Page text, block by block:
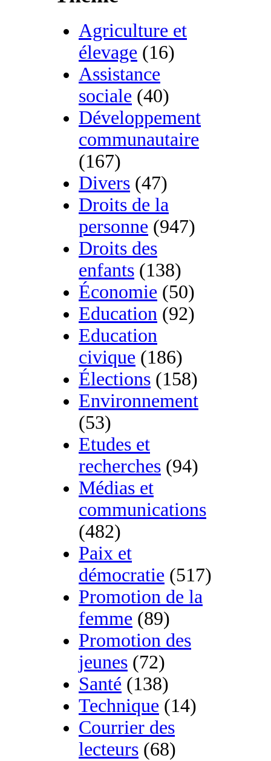
Agriculture et
élevage (16)
Assistance
sociale (40)
Développement
communautaire
(167)
Divers (47)
Droits de la
personne (947)
Droits des
enfants (138)
Économie (50)
Education (92)
Education
civique (186)
Élections (158)
Environnement
(53)
Etudes et
recherches (94)
Médias et
communications
(482)
Paix et
démocratie (517)
Promotion de la
femme (89)
Promotion des
jeunes (72)
Santé (138)
Technique (14)
Courrier des
lecteurs (68)